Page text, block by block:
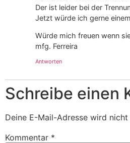
Der ist leider bei der
Jetzt würde ich gerne
Würde mich freuen wenn
mfg. Ferreira
Antworten
Schreibe einen
Deine E-Mail-Adresse wird
Kommentar *